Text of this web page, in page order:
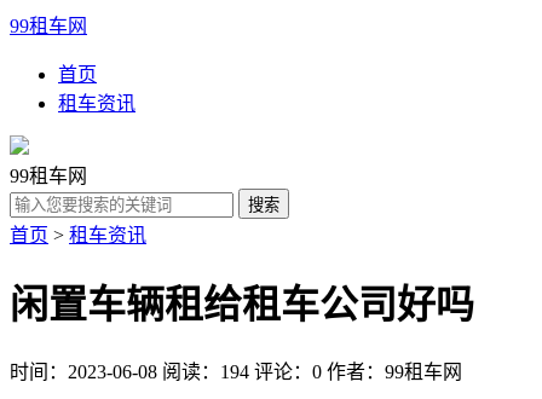
99租车网
首页
租车资讯
99租车网
首页 > 租车资讯
闲置车辆租给租车公司好吗
时间：2023-06-08 阅读：194 评论：0 作者：99租车网